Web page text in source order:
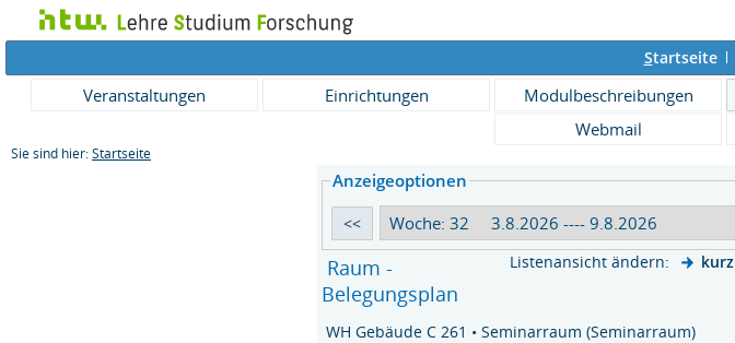
Startseite
Veranstaltungen Einrichtungen Modulbeschreibungen
Webmail
Sie sind hier: Startseite
Anzeigeoptionen
Raum -
Belegungsplan
Listenansicht ändern: kurz
WH Gebäude C 261 • Seminarraum (Seminarraum)